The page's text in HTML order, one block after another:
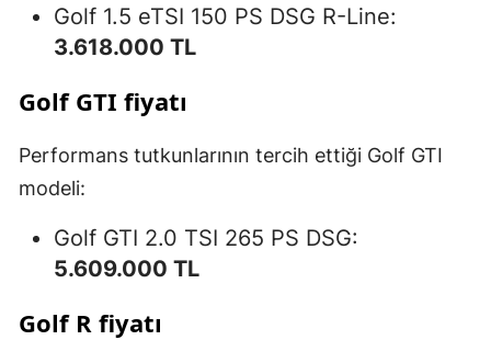
Golf 1.5 eTSI 150 PS DSG R-Line:
3.618.000 TL
Golf GTI fiyatı
Performans tutkunlarının tercih ettiği Golf GTI
modeli:
Golf GTI 2.0 TSI 265 PS DSG:
5.609.000 TL
Golf R fiyatı